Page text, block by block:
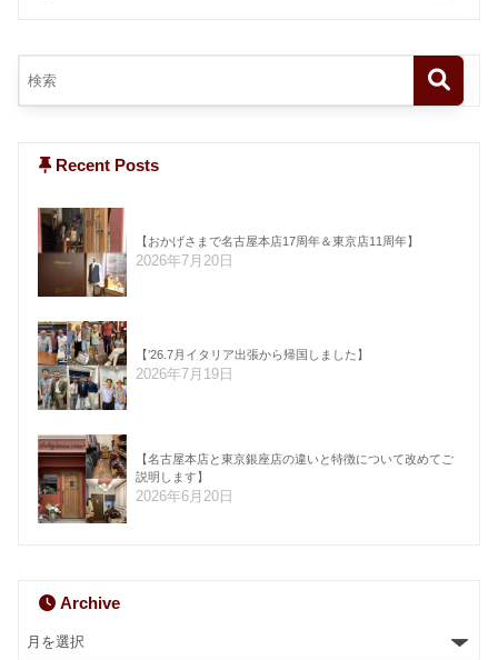
Recent Posts
【おかげさまで名古屋本店17周年＆東京店11周年】
2026年7月20日
【’26.7月イタリア出張から帰国しました】
2026年7月19日
【名古屋本店と東京銀座店の違いと特徴について改めてご
説明します】
2026年6月20日
Archive